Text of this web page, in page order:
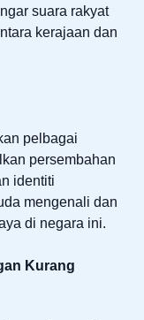
suara rakyat
kerajaan dan
pelbagai
persembahan
identiti
mengenali dan
di negara ini.
Kurang